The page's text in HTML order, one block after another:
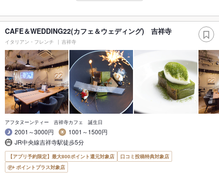
CAFE＆WEDDING22(カフェ＆ウェディング) 吉祥寺
イタリアン・フレンチ 吉祥寺
アフタヌーンティー 吉祥寺カフェ 誕生日
2001～3000円
1001～1500円
JR中央線吉祥寺駅徒歩5分
【アプリ予約限定】最大800ポイント還元対象店
口コミ投稿特典対象店
ポイントプラス対象店